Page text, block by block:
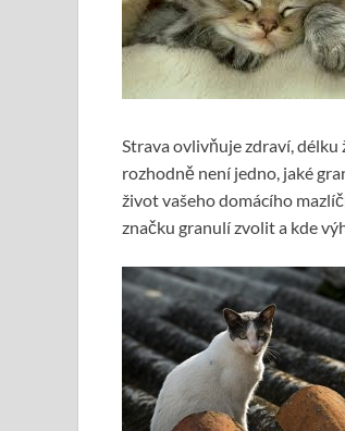
Strava ovlivňuje zdraví,
rozhodně není jedno, jaké
život vašeho domácího
značku granulí zvolit a kde